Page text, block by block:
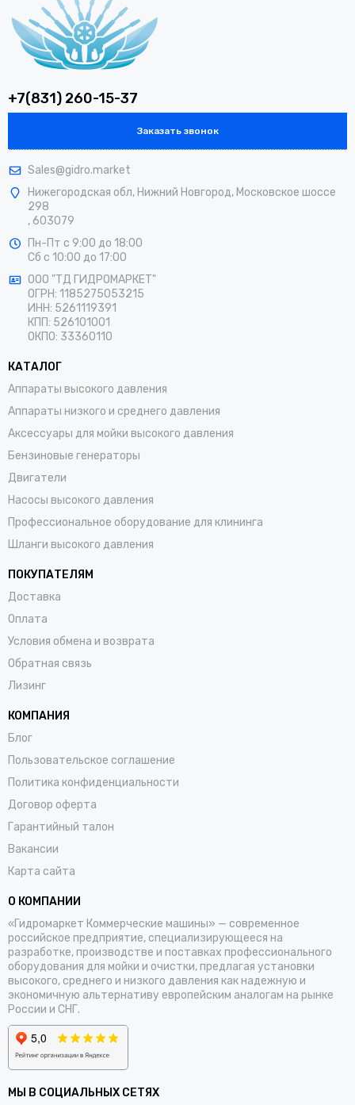
спроектировано на основе лучших мировых решений и
производится в России. Так мы достигаем оптимального
баланса между ценой, качеством и доступностью сервиса.
сборка, ваша выгода
Наше ключевое конкурентное преимущество строится на
трех принципах:
напрямую с фабриками, которые задают стандарты
надежности в насосостроении:
Итальянские бренды:
Европейские и американские производители:
(Испания), Rindevand (Дания), General Pump (США).
Это сердце наших установок — проверенное,
ремонтопригодное и рассчитанное на многосменную
Локализация сборки.Собирая оборудование в России,
мы:
импортные наценки и логистические издержки.
Повышаем гибкость
Доказанная надежность в суровых условиях.
аппараты работают там, где нужно настоящее
брендов (включая Kärcher)
нагрузками на промышленных предприятиях по всей
Универсальные решения для всех отраслей
экономики
Наше оборудование — это рабочий инструмент для ключевых
секторов российского бизнеса и госсектора:
Пищевая промышленность и сельское
хозяйство(птицеводство, животноводство)
Промышленность и строительство
Транспорт и логистика
промышленность, ремонтные доки)
Судостроение и ремонт
Мы предлагаем технику налюбом типе
+7(831) 260-15-37
Заказать звонок
Sales@gidro.market
Нижегородская обл, Нижний Новгород, Московское шоссе
298
, 603079
Пн-Пт с 9:00 до 18:00
Сб с 10:00 до 17:00
ООО "ТД ГИДРОМАРКЕТ"
ОГРН: 1185275053215
ИНН: 5261119391
КПП: 526101001
ОКПО: 33360110
КАТАЛОГ
Аппараты высокого давления
Аппараты низкого и среднего давления
Аксессуары для мойки высокого давления
Бензиновые генераторы
Двигатели
Насосы высокого давления
Профессиональное оборудование для клининга
Шланги высокого давления
ПОКУПАТЕЛЯМ
Доставка
Оплата
Условия обмена и возврата
Обратная связь
Лизинг
КОМПАНИЯ
Блог
Пользовательское соглашение
Политика конфиденциальности
Договор оферта
Гарантийный талон
Вакансии
Карта сайта
О КОМПАНИИ
«Гидромаркет Коммерческие машины» — современное
российское предприятие, специализирующееся на
разработке, производстве и поставках профессионального
оборудования для мойки и очистки, предлагая установки
высокого, среднего и низкого давления как надежную и
экономичную альтернативу европейским аналогам на рынке
России и СНГ.
МЫ В СОЦИАЛЬНЫХ СЕТЯХ